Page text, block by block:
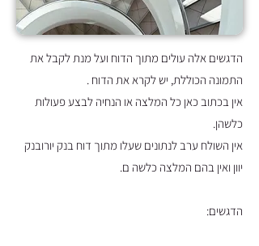
הדגשים אלה עולים מתוך הדוח ועל מנת לקבל את
התמונה הכוללת, יש לקרא את הדוח .
אין בכתוב כאן כל המלצה או הנחיה לבצע פעולות
כלשהן.
אין השולח ערב לנתונים שעלו מתוך דוח בנק יורובנק
יוון ואין בהם המלצה כלשה ם.
הדגשים: